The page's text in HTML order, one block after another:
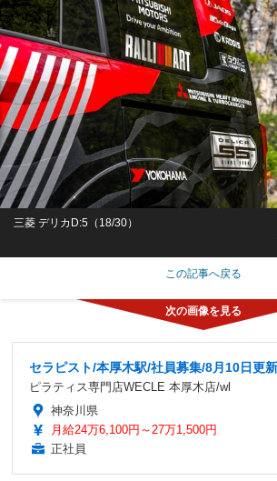
三菱 デリカD:5（18/30）
この記事へ戻る
セラピスト/本厚木駅/社員募集/8月10日更新
ピラティス専門店WECLE 本厚木店/wl
神奈川県
月給24万6,100円～27万1,500円
正社員